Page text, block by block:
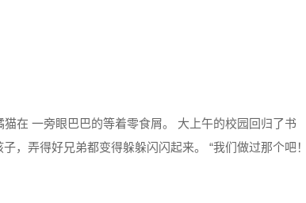
在 一旁眼巴巴的等着零食屑。 大上午的校园回归了书
，弄得好兄弟都变得躲躲闪闪起来。 “我们做过那个吧！